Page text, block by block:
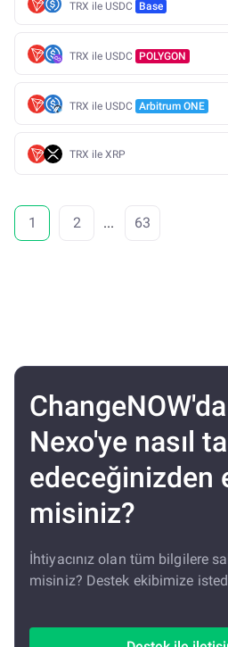
TRX ile USDC Base
TRX ile USDC POLYGON
TRX ile USDC Arbitrum ONE
TRX ile XRP
1 2 ... 63
Nexo'ye nasıl
edeceğinizden
misiniz?
İhtiyacınız olan tüm bilgilere
misiniz? Destek ekibimize